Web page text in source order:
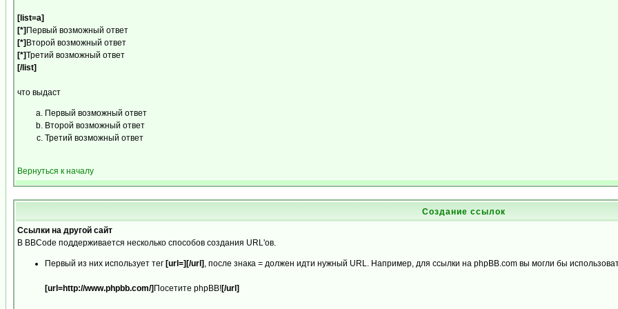
[list=a]
[*] Первый возможный ответ
[*] Второй возможный ответ
[*]Третий возможный ответ
[/list]
что выдаст
Первый возможный ответ
Второй возможный ответ
Третий возможный ответ
Вернуться к началу
Создание ссылок
Ссылки на другой сайт
В BBCode поддерживается несколько способов создания URL'ов.
Первый из них использует тег [url=][/url] , после знака = должен идти нужный URL. Например, для ссылки на phpBB.com вы могли бы
[url=http://www.phpbb.com/] Посетите phpBB![/url]